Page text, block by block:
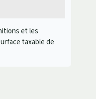
et les
taxable de